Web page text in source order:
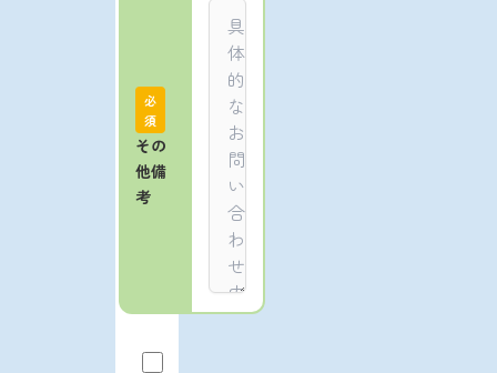
必
須
その
他備
考